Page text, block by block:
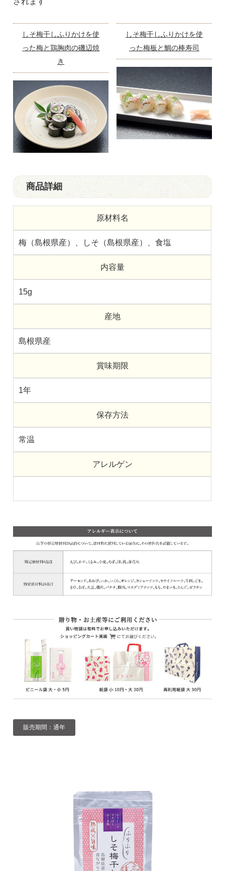
しそ梅干しふりかけを使
った梅と鶏胸肉の磯辺焼
き
しそ梅干しふりかけを使
った梅板と鯛の棒寿司
商品詳細
原材料名
梅（島根県産）、しそ（島根県産）、食塩
内容量
15g
産地
島根県産
賞味期限
1年
保存方法
常温
アレルゲン
販売期間：通年